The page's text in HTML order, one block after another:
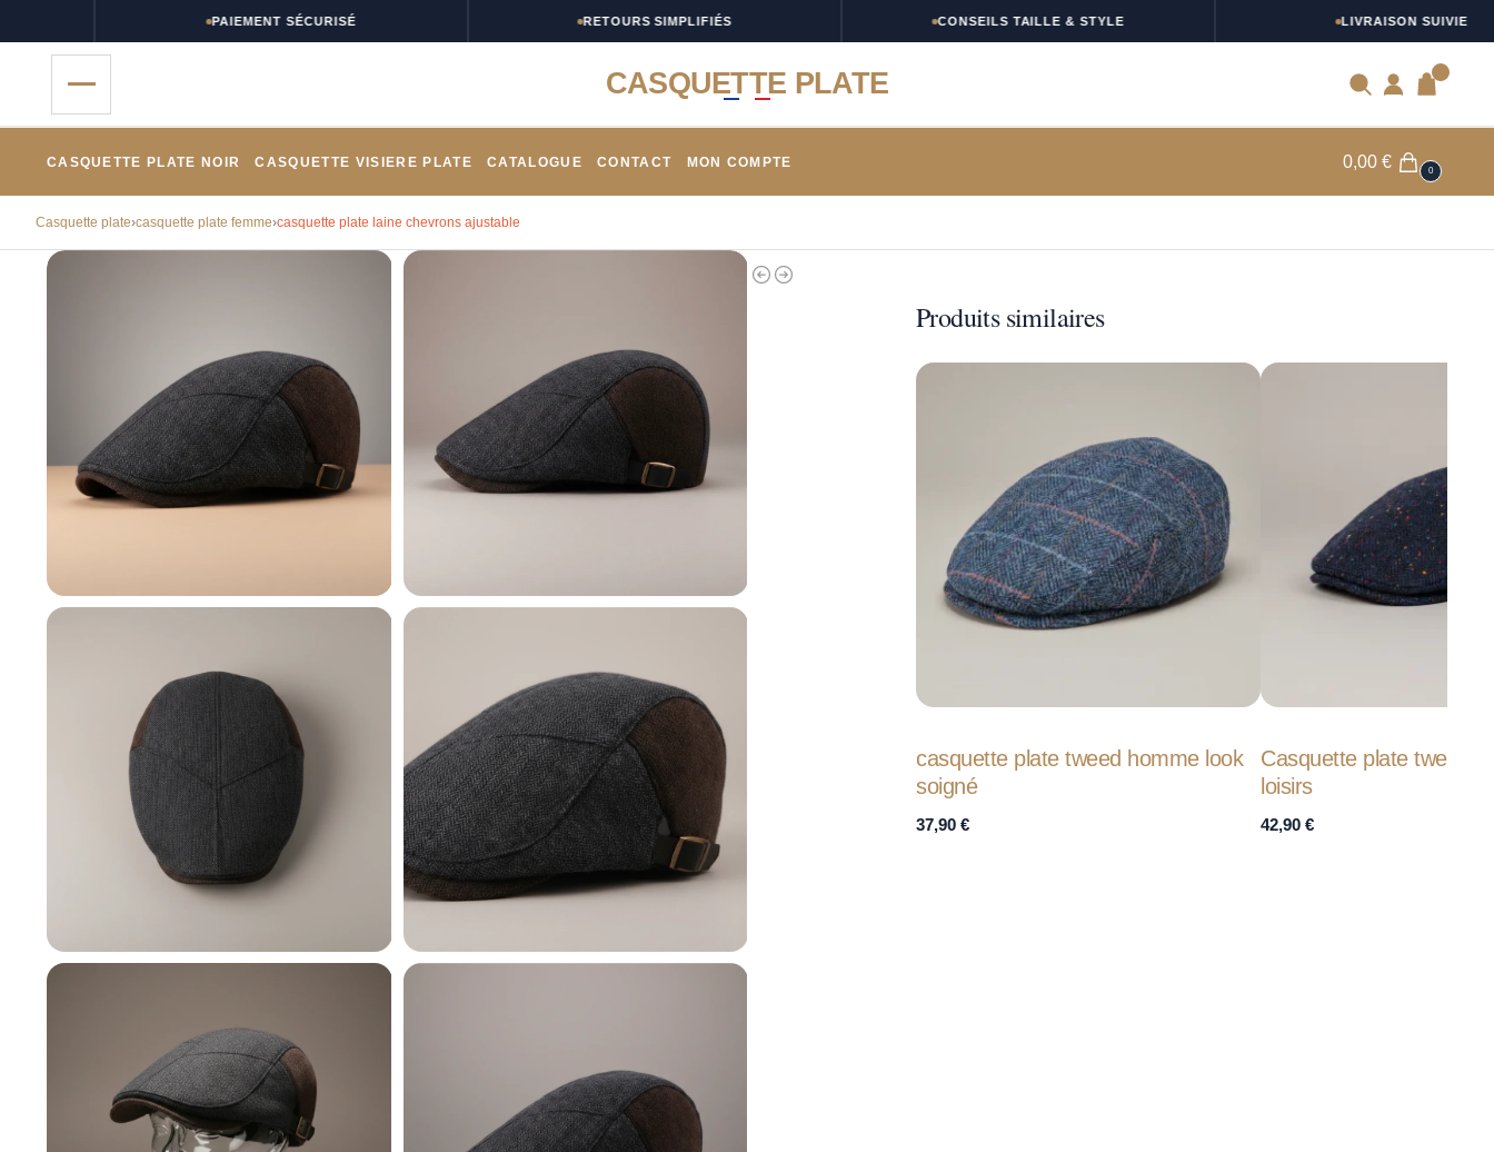
PAIEMENT SÉCURISÉ RETOURS SIMPLIFIÉS CONSEILS TAILLE & STYLE LIVRAISON SUIVIE
CASQUETTE PLATE
CASQUETTE PLATE NOIR CASQUETTE VISIERE PLATE CATALOGUE CONTACT MON COMPTE 0,00€ 0
Casquette plate›casquette plate femme›casquette plate laine chevrons ajustable
Produits similaires
casquette plate tweed homme look
soigné
37,90€
Casquette plate tweed
loisirs
42,90€